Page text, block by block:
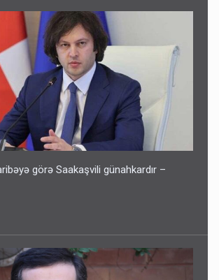
nəzərinə: Çıxarış almaq üçün...
görə Saakaşvili günahkardır –